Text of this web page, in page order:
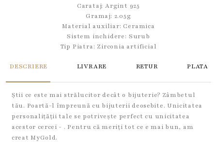
Carataj: Argint 925
Gramaj: 2.05g
Material auxiliar: Ceramica
Sistem inchidere: Surub
Tip Piatra: Zirconia artificial
DESCRIERE LIVRARE RETUR PLATA
Știi ce este mai strălucitor decât o bijuterie? Zâmbetul
tău. Poartă-l împreună cu bijuterii deosebite. Unicitatea
personalițății tale se potrivește perfect cu unicitatea
acestor cercei - . Pentru că meriți tot ce e mai bun, am
creat MyGold.